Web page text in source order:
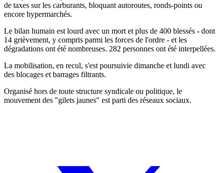
de taxes sur les carburants, bloquant autoroutes, ronds-points ou
encore hypermarchés.
Le bilan humain est lourd avec un mort et plus de 400 blessés - dont
14 grièvement, y compris parmi les forces de l'ordre - et les
dégradations ont été nombreuses. 282 personnes ont été interpellées.
La mobilisation, en recul, s'est poursuivie dimanche et lundi avec
des blocages et barrages filtrants.
Organisé hors de toute structure syndicale ou politique, le
mouvement des "gilets jaunes" est parti des réseaux sociaux.